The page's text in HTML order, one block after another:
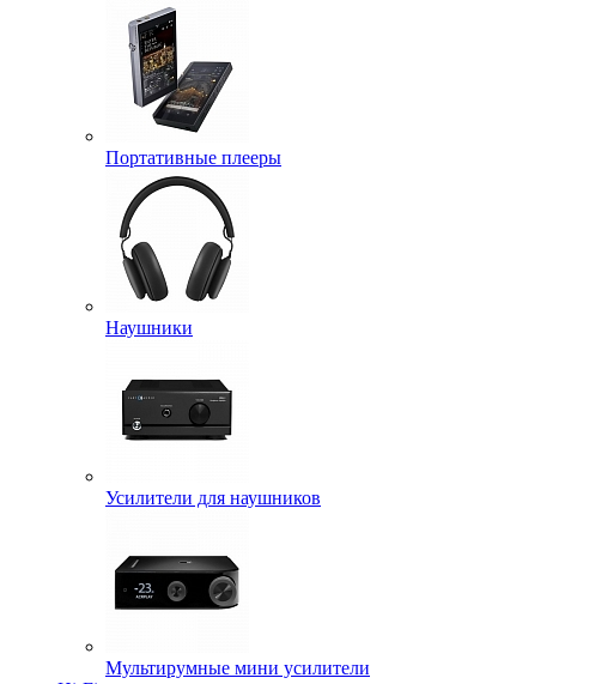
Портативные плееры
Наушники
Усилители для наушников
Мультирумные мини усилители